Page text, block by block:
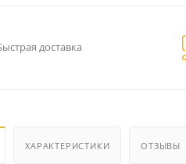
доставка
ХАРАКТЕРИСТИКИ ОТЗЫВЫ